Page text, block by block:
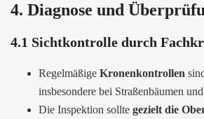
4. Diagnose und
4.1 Sichtkontrolle durch
Regelmäßige Kronenkontrollen
insbesondere bei Straßenbäumen
Die Inspektion sollte gezielt die